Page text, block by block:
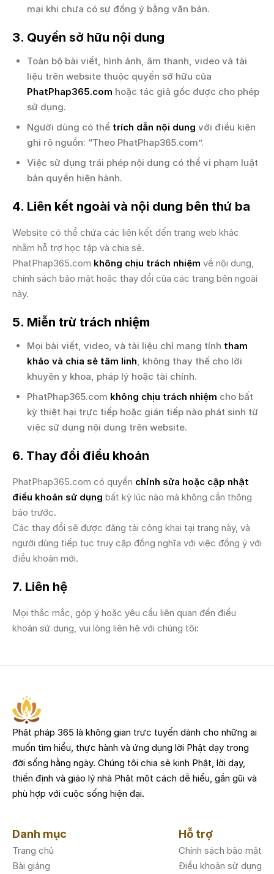
mại khi chưa có sự đồng ý bằng văn bản.
3. Quyền sở hữu nội dung
Toàn bộ bài viết, hình ảnh, âm thanh, video và tài
liệu trên website thuộc quyền sở hữu của
PhatPhap365.com hoặc tác giả gốc được cho phép
sử dụng.
Người dùng có thể trích dẫn nội dung với điều kiện
ghi rõ nguồn: “Theo PhatPhap365.com”.
Việc sử dụng trái phép nội dung có thể vi phạm luật
bản quyền hiện hành.
4. Liên kết ngoài và nội dung bên thứ ba
Website có thể chứa các liên kết đến trang web khác
nhằm hỗ trợ học tập và chia sẻ.
PhatPhap365.com không chịu trách nhiệm về nội dung,
chính sách bảo mật hoặc thay đổi của các trang bên ngoài
này.
5. Miễn trừ trách nhiệm
Mọi bài viết, video, và tài liệu chỉ mang tính tham
khảo và chia sẻ tâm linh, không thay thế cho lời
khuyên y khoa, pháp lý hoặc tài chính.
PhatPhap365.com không chịu trách nhiệm cho bất
kỳ thiệt hại trực tiếp hoặc gián tiếp nào phát sinh từ
việc sử dụng nội dung trên website.
6. Thay đổi điều khoản
PhatPhap365.com có quyền chỉnh sửa hoặc cập nhật
điều khoản sử dụng bất kỳ lúc nào mà không cần thông
báo trước.
Các thay đổi sẽ được đăng tải công khai tại trang này, và
người dùng tiếp tục truy cập đồng nghĩa với việc đồng ý với
điều khoản mới.
7. Liên hệ
Mọi thắc mắc, góp ý hoặc yêu cầu liên quan đến điều
khoản sử dụng, vui lòng liên hệ với chúng tôi:
Phật pháp 365 là không gian trực tuyến dành cho những ai
muốn tìm hiểu, thực hành và ứng dụng lời Phật dạy trong
đời sống hằng ngày. Chúng tôi chia sẻ kinh Phật, lời dạy,
thiền định và giáo lý nhà Phật một cách dễ hiểu, gần gũi và
phù hợp với cuộc sống hiện đại.
Danh mục
Trang chủ
Bài giảng
Hỗ trợ
Chính sách bảo mật
Điều khoản sử dụng